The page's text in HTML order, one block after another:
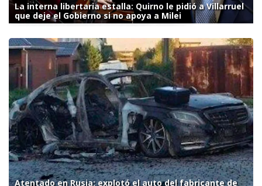
La interna libertaria estalla: Quirno le pidió a Villarruel
que deje el Gobierno si no apoya a Milei
Atentado en Rusia: explotó el auto del fabricante de